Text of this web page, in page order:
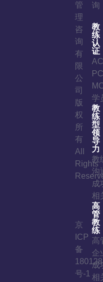
教
练
认
证
学
教
练
型
领
导
力
教
沟
成
相
高
管
教
练
高
企
成
相
询
管
理
咨
询
有
限
公
司
版
权
所
有
All
Rights
京
ICP
备
号-1